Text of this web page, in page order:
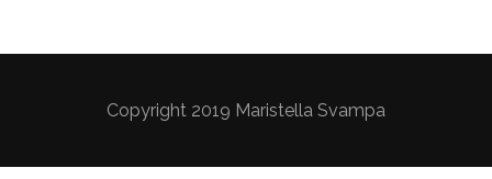
Copyright 2019 Maristella Svampa